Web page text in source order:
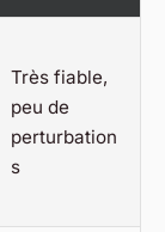
Très fiable,
peu de
perturbation
s